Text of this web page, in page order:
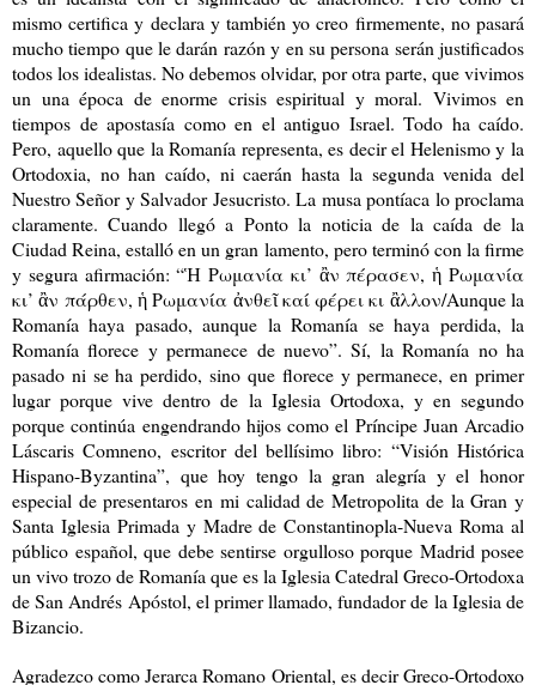
mismo certifica y declara y también yo creo firmemente, no pasará
mucho tiempo que le darán razón y en su persona serán justificados
todos los idealistas. No debemos olvidar, por otra parte, que vivimos
un una época de enorme crisis espiritual y moral. Vivimos en
tiempos de apostasía como en el antiguo Israel. Todo ha caído.
Pero, aquello que la Romanía representa, es decir el Helenismo y la
Ortodoxia, no han caído, ni caerán hasta la segunda venida del
Nuestro Señor y Salvador Jesucristo. La musa pontíaca lo proclama
claramente. Cuando llegó a Ponto la noticia de la caída de la
Ciudad Reina, estalló en un gran lamento, pero terminó con la firme
y segura afirmación: “Ἡ Ρωμανία κι’ ἂν πέρασεν, ἡ Ρωμανία
κι’ ἂν πάρθεν, ἡ Ρωμανία ἀνθεῖ καί φέρει κι ἂλλον/Aunque la
Romanía haya pasado, aunque la Romanía se haya perdida, la
Romanía florece y permanece de nuevo”. Sí, la Romanía no ha
pasado ni se ha perdido, sino que florece y permanece, en primer
lugar porque vive dentro de la Iglesia Ortodoxa, y en segundo
porque continúa engendrando hijos como el Príncipe Juan Arcadio
Láscaris Comneno, escritor del bellísimo libro: “Visión Histórica
Hispano-Byzantina”, que hoy tengo la gran alegría y el honor
especial de presentaros en mi calidad de Metropolita de la Gran y
Santa Iglesia Primada y Madre de Constantinopla-Nueva Roma al
público español, que debe sentirse orgulloso porque Madrid posee
un vivo trozo de Romanía que es la Iglesia Catedral Greco-Ortodoxa
de San Andrés Apóstol, el primer llamado, fundador de la Iglesia de
Bizancio.
Agradezco como Jerarca Romano Oriental, es decir Greco-Ortodoxo